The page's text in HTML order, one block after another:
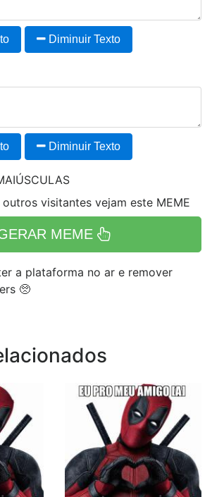
Diminuir Texto
Diminuir Texto
visitantes vejam este MEME
MEME
a plataforma no ar e remover
🥺